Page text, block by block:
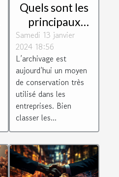
Quels sont les
principaux
paramètres à
prendre en
compte pour
bien classer les
archives ?
Samedi 13 janvier
2024 18:56
L’archivage est
aujourd’hui un moyen
de conservation très
utilisé dans les
entreprises. Bien
classer les...